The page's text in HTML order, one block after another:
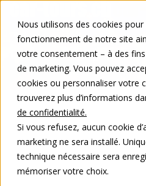
Nous utilisons des cookies pour
fonctionnement de notre site
votre consentement – à des
de marketing. Vous pouvez
cookies ou personnaliser votre
trouverez plus d’informations
de confidentialité.
Si vous refusez, aucun cookie
marketing ne sera installé.
technique nécessaire sera
mémoriser votre choix.
DEFR
Open menu